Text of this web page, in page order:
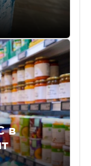
в